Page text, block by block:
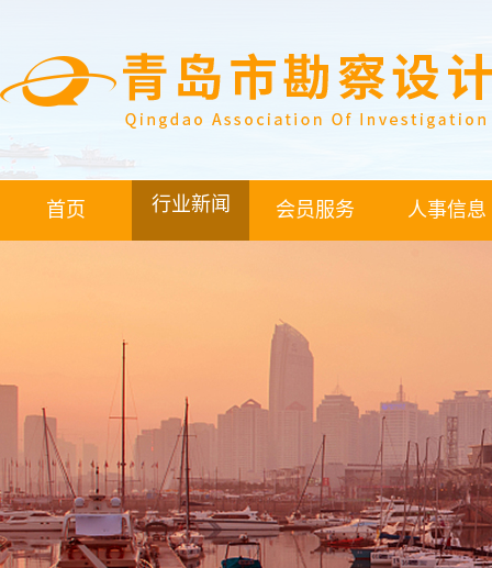
首页 行业新闻 会员服务 人事信息